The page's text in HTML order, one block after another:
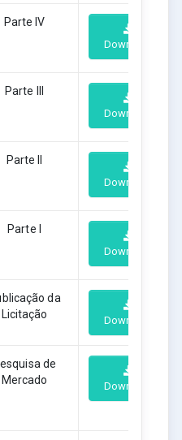
Parte IV
Download
Parte III
Download
Parte II
Download
Parte I
Download
da
Licitação
Download
de
Mercado
Download